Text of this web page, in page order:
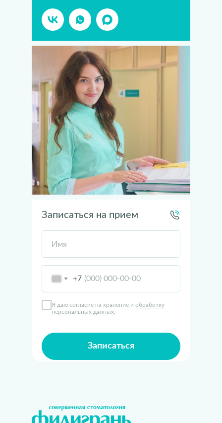
Записаться на прием
Имя
+7
Я даю согласие на хранение и обработку
персональных данных
Записаться